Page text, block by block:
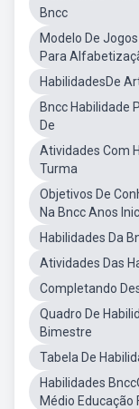
Bncc
Modelo De
Para
HabilidadesDe
Bncc Habilidade
De
Atividades Com
Turma
Objetivos De
Na Bncc Anos
Habilidades Da
Atividades Das
Completando
Quadro De
Bimestre
Tabela De
Habilidades
Médio Educação